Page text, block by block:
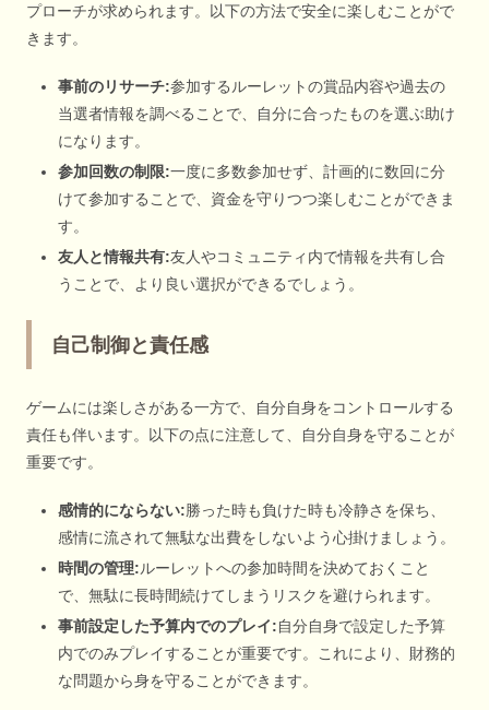
プローチが求められます。以下の方法で安全に楽しむことがで
きます。
事前のリサーチ:参加するルーレットの賞品内容や過去の
当選者情報を調べることで、自分に合ったものを選ぶ助け
になります。
参加回数の制限:一度に多数参加せず、計画的に数回に分
けて参加することで、資金を守りつつ楽しむことができま
す。
友人と情報共有:友人やコミュニティ内で情報を共有し合
うことで、より良い選択ができるでしょう。
自己制御と責任感
ゲームには楽しさがある一方で、自分自身をコントロールする
責任も伴います。以下の点に注意して、自分自身を守ることが
重要です。
感情的にならない:勝った時も負けた時も冷静さを保ち、
感情に流されて無駄な出費をしないよう心掛けましょう。
時間の管理:ルーレットへの参加時間を決めておくこと
で、無駄に長時間続けてしまうリスクを避けられます。
事前設定した予算内でのプレイ:自分自身で設定した予算
内でのみプレイすることが重要です。これにより、財務的
な問題から身を守ることができます。